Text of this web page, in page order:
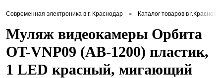
Современная электроника в г. Краснодар • Каталог товаров в
Муляж видеокамеры Орбита
OT-VNP09 (AB-1200) пластик,
1 LED красный, мигающий